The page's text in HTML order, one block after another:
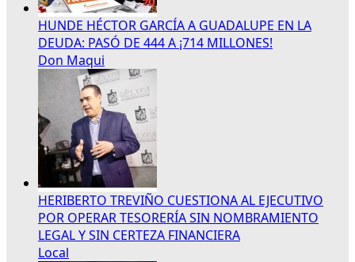
HUNDE HÉCTOR GARCÍA A GUADALUPE EN LA
DEUDA: PASÓ DE 444 A ¡714 MILLONES!
Don Maqui
HERIBERTO TREVIÑO CUESTIONA AL EJECUTIVO
POR OPERAR TESORERÍA SIN NOMBRAMIENTO
LEGAL Y SIN CERTEZA FINANCIERA
Local